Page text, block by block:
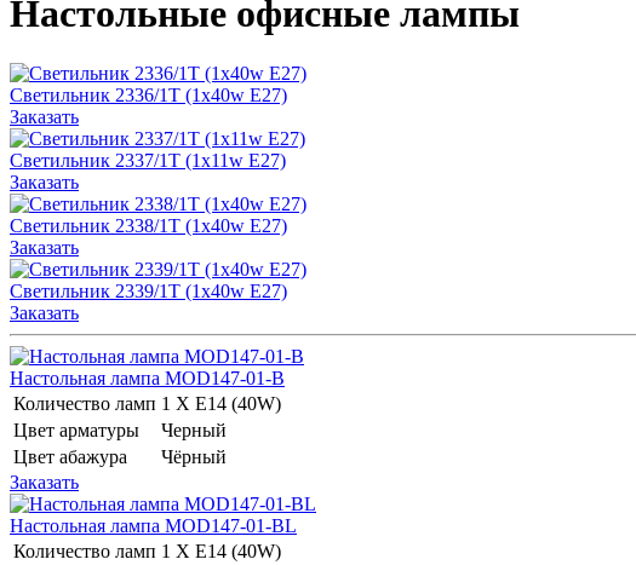
Настольные офисные лампы
Светильник 2336/1T (1х40w E27)
Заказать
Светильник 2337/1T (1х11w E27)
Заказать
Светильник 2338/1T (1х40w E27)
Заказать
Светильник 2339/1T (1х40w E27)
Заказать
Настольная лампа MOD147-01-B
Количество ламп 1 Х E14 (40W)
Цвет арматуры
Черный
Цвет абажура
Чёрный
Заказать
Настольная лампа MOD147-01-BL
Количество ламп 1 Х E14 (40W)